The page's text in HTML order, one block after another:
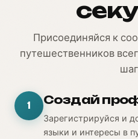
Присоединяйся к
путешественников
1 Создай
Зарегистрируйся и
языки и интересы в